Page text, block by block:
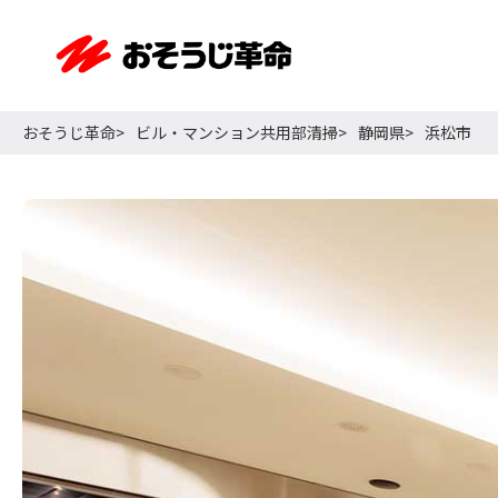
おそうじ革命 ビル・マンション共用部清掃 静岡県 浜松市